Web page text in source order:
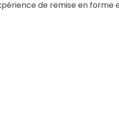
de remise en forme